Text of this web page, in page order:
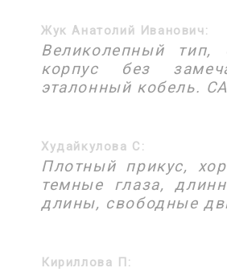
Жук Анатолий Иванович:
Великолепный тип,
корпус без
эталонный кобель.
Худайкулова С:
Плотный прикус,
темные глаза,
длины, свободные
Кириллова П: